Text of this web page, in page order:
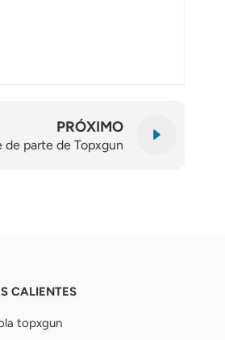
PRÓXIMO
de parte de Topxgun
CALIENTES
topxgun